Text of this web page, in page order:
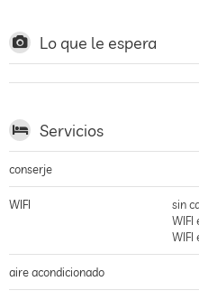
Lo que le espera
Servicios
conserje
WIFI
sin
WIFI
WIFI
aire acondicionado